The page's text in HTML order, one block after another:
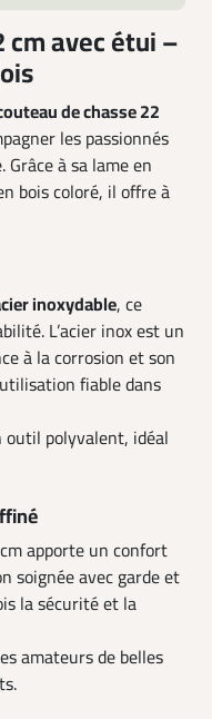
cm avec étui –
de chasse 22
les passionnés
Grâce à sa lame en
bois coloré, il offre à
inoxydable, ce
L’acier inox est un
à la corrosion et son
fiable dans
polyvalent, idéal
apporte un confort
soignée avec garde et
la sécurité et la
amateurs de belles